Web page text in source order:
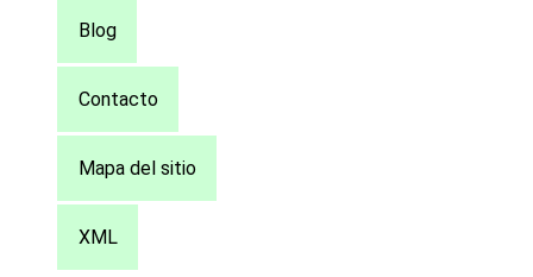
página
Blog
Contacto
Mapa del sitio
XML